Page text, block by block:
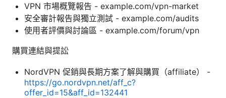
VPN 市場概覽報告 - example.com/vpn-market
安全審計報告與獨立測試 - example.com/audits
使用者評價與討論區 - example.com/forum/vpn
購買連結與提訟
NordVPN 促銷與長期方案了解與購買（affiliate） -
https://go.nordvpn.net/aff_c?
offer_id=15&aff_id=132441